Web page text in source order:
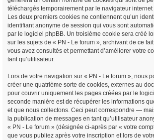
téléchargés temporairement par le navigateur
Les deux premiers cookies ne contiennent qu’un
identifiant anonyme de session qui vous sont
par le logiciel phpBB. Un troisième cookie sera créé
sur les sujets de « PN - Le forum », archivant de ce
vous avez consultés et permettant d’améliorer votre
tant qu’utilisateur.
Lors de votre navigation sur « PN - Le forum », nous
créer une quatrième sorte de cookies, externes au
pour couvrir uniquement les pages créées par le
seconde manière est de récupérer les informations
et que nous collectons. Ceci peut correspondre —
la publication de messages en tant qu’utilisateur
« PN - Le forum » (désignée ci-après par « votre
que vous publiez après votre inscription et lors de